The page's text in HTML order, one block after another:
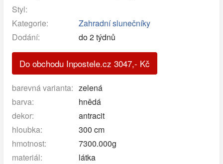
Styl:
Kategorie:
Zahradní slunečníky
Dodání:
do 2 týdnů
Do obchodu Inpostele.cz 3047,- Kč
barevná varianta: zelená
barva:
hnědá
dekor:
antracit
hloubka:
300 cm
hmotnost:
7300.000g
materiál:
látka